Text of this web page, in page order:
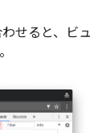
せると、ビュ